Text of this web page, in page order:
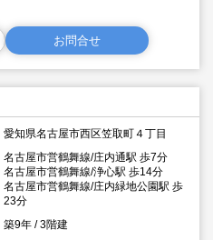
お問合せ
愛知県名古屋市西区笠取町４丁目
名古屋市営鶴舞線/庄内通駅 歩7分
名古屋市営鶴舞線/浄心駅 歩14分
名古屋市営鶴舞線/庄内緑地公園駅 歩
23分
築9年
3階建